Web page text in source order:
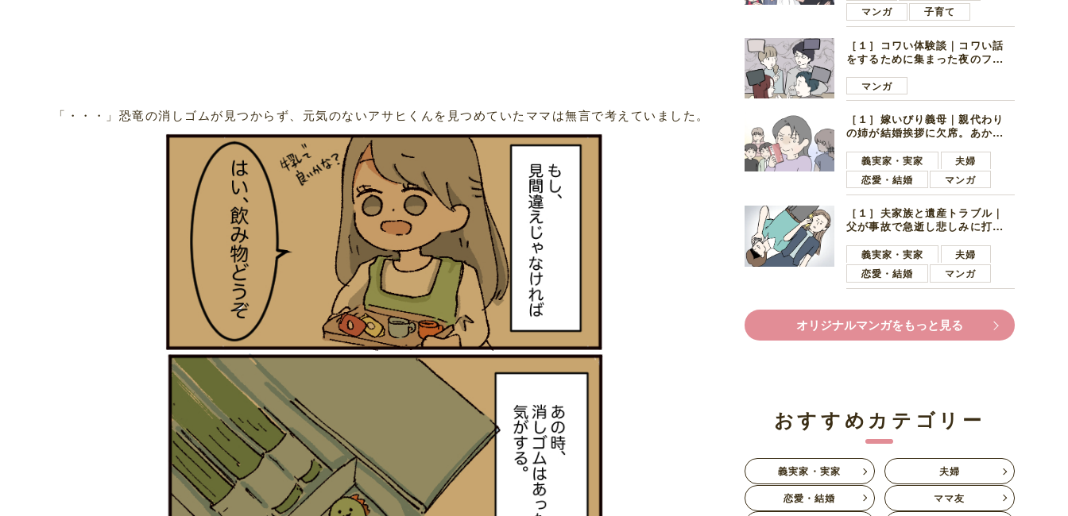
「・・・」恐竜の消しゴムが見つからず、元気のないアサヒくんを見つめていたママは無言で考えていました。
マンガ
子育て
［１］コワい体験談｜コワい話
をするために集まった夜のファ
好きの男の子ママ
マンガ
［１］嫁いびり義母｜親代わり
の姉が結婚挨拶に欠席。あから
義実家・実家
夫婦
恋愛・結婚
マンガ
［１］夫家族と遺産トラブル｜
父が事故で急逝し悲しみに打ち
ます夫
義実家・実家
夫婦
恋愛・結婚
マンガ
オリジナルマンガをもっと見る
おすすめカテゴリー
義実家・実家
夫婦
恋愛・結婚
ママ友